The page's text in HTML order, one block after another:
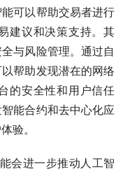
可以帮助交易者进行
建议和决策支持。其
与风险管理。通过自
帮助发现潜在的网络
的安全性和用户信任
能合约和去中心化应
验。
会进一步推动人工智